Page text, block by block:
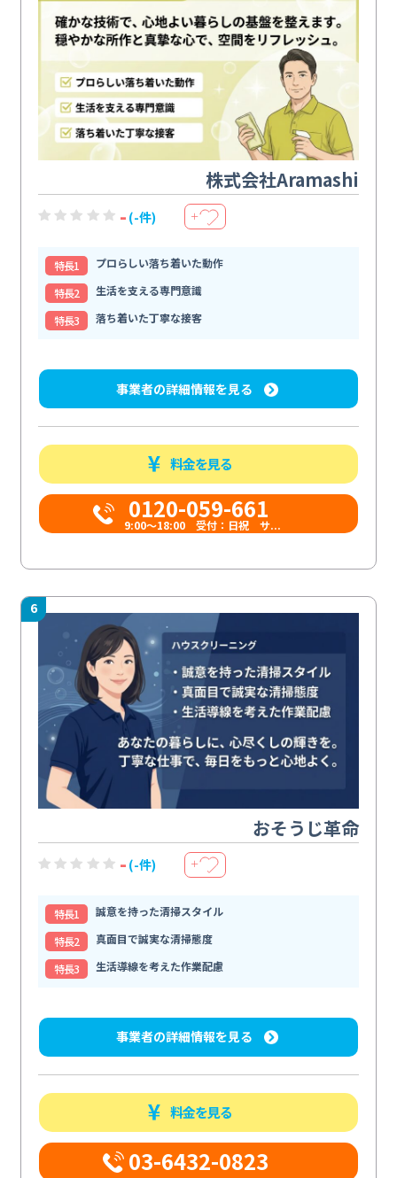
株式会社Aramashi
- (-件) ＋
特⻑1
プロらしい落ち着いた動作
特⻑2
生活を支える専門意識
特⻑3
落ち着いた丁寧な接客
事業者の詳細情報を見る
料金を見る
0120-059-661
9:00〜18:00 受付：日祝 サ...
6
おそうじ革命
- (-件) ＋
特⻑1
誠意を持った清掃スタイル
特⻑2
真面目で誠実な清掃態度
特⻑3
生活導線を考えた作業配慮
事業者の詳細情報を見る
料金を見る
03-6432-0823